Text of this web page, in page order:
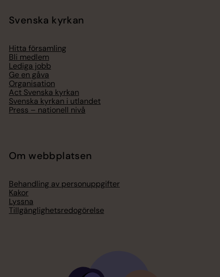
Svenska kyrkan
Hitta församling
Bli medlem
Lediga jobb
Ge en gåva
Organisation
Act Svenska kyrkan
Svenska kyrkan i utlandet
Press – nationell nivå
Om webbplatsen
Behandling av personuppgifter
Kakor
Lyssna
Tillgänglighetsredogörelse